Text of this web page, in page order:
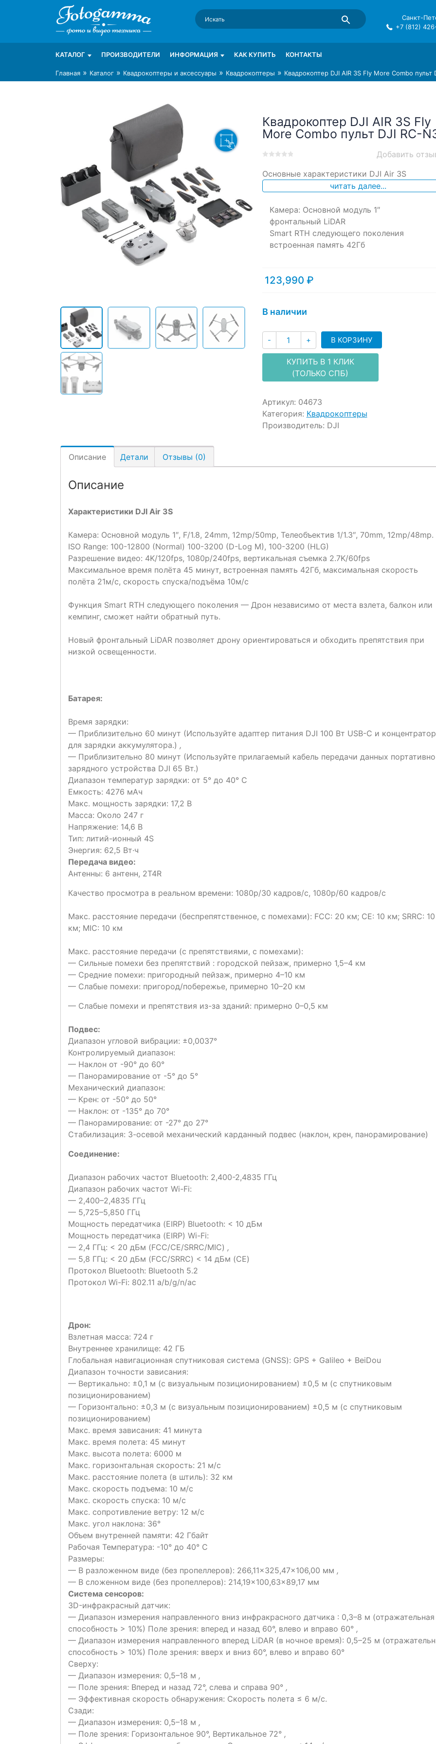
Интернет-магазин фототехники Foto-Gamma в СПб
Магазин фотоаксессуаров foto-gamma.ru
Санкт-
+7 (812)
КАТАЛОГ ПРОИЗВОДИТЕЛИ ИНФОРМАЦИЯ КАК КУПИТЬ КОНТАКТЫ
Главная » Каталог » Квадрокоптеры и аксессуары » Квадрокоптеры » Квадрокоптер DJI AIR 3S Fly More Combo пульт
Квадрокоптер DJI AIR 3S Fly
More Combo пульт DJI RC-
out
of
based
customer
ratings
Добавить
Основные характеристики DJI Air 3S
читать далее...
Камера: Основной модуль 1″
фронтальный LiDAR
Smart RTH следующего поколения
встроенная память 42Гб
123,990 ₽
В наличии
- Количество
+ В КОРЗИНУ
КУПИТЬ В 1 КЛИК
(ТОЛЬКО СПБ)
Артикул: 04673
Категория: Квадрокоптеры
Производитель: DJI
Описание Детали Отзывы (0)
Описание
Характеристики DJI Air 3S
Камера: Основной модуль 1″, F/1.8, 24mm, 12mp/50mp, Телеобъектив 1/1.3″, 70mm, 12mp/48mp.
ISO Range: 100-12800 (Normal) 100-3200 (D-Log M), 100-3200 (HLG)
Разрешение видео: 4K/120fps, 1080p/240fps, вертикальная съемка 2.7K/60fps
Максимальное время полёта 45 минут, встроенная память 42Гб, максимальная скорость
полёта 21м/c, скорость спуска/подъёма 10м/c
Функция Smart RTH следующего поколения — Дрон независимо от места взлета, балкон или
кемпинг, сможет найти обратный путь.
Новый фронтальный LiDAR позволяет дрону ориентироваться и обходить препятствия при
низкой освещенности.
Батарея:
Время зарядки:
— Приблизительно 60 минут (Используйте адаптер питания DJI 100 Вт USB-C и концентратор
для зарядки аккумулятора.) ,
— Приблизительно 80 минут (Используйте прилагаемый кабель передачи данных
зарядного устройства DJI 65 Вт.)
Диапазон температур зарядки: от 5° до 40° C
Емкость: 4276 мАч
Макс. мощность зарядки: 17,2 В
Масса: Около 247 г
Напряжение: 14,6 В
Тип: литий-ионный 4S
Энергия: 62,5 Вт·ч
Передача видео:
Антенны: 6 антенн, 2T4R
Качество просмотра в реальном времени: 1080p/30 кадров/с, 1080p/60 кадров/с
Макс. расстояние передачи (беспрепятственное, с помехами): FCC: 20 км; CE: 10 км; SRRC: 10
км; MIC: 10 км
Макс. расстояние передачи (с препятствиями, с помехами):
— Сильные помехи без препятствий : городской пейзаж, примерно 1,5–4 км
— Средние помехи: пригородный пейзаж, примерно 4–10 км
— Слабые помехи: пригород/побережье, примерно 10–20 км
— Слабые помехи и препятствия из-за зданий: примерно 0–0,5 км
Подвес:
Диапазон угловой вибрации: ±0,0037°
Контролируемый диапазон:
— Наклон от -90° до 60°
— Панорамирование от -5° до 5°
Механический диапазон:
— Крен: от -50° до 50°
— Наклон: от -135° до 70°
— Панорамирование: от -27° до 27°
Стабилизация: 3-осевой механический карданный подвес (наклон, крен, панорамирование)
Соединение:
Диапазон рабочих частот Bluetooth: 2,400-2,4835 ГГц
Диапазон рабочих частот Wi-Fi:
— 2,400–2,4835 ГГц
— 5,725–5,850 ГГц
Мощность передатчика (EIRP) Bluetooth: < 10 дБм
Мощность передатчика (EIRP) Wi-Fi:
— 2,4 ГГц: < 20 дБм (FCC/CE/SRRC/MIC) ,
— 5,8 ГГц: < 20 дБм (FCC/SRRC) < 14 дБм (CE)
Протокол Bluetooth: Bluetooth 5.2
Протокол Wi-Fi: 802.11 a/b/g/n/ac
Дрон:
Взлетная масса: 724 г
Внутреннее хранилище: 42 ГБ
Глобальная навигационная спутниковая система (GNSS): GPS + Galileo + BeiDou
Диапазон точности зависания:
— Вертикально: ±0,1 м (с визуальным позиционированием) ±0,5 м (с спутниковым
позиционированием)
— Горизонтально: ±0,3 м (с визуальным позиционированием) ±0,5 м (с спутниковым
позиционированием)
Макс. время зависания: 41 минута
Макс. время полета: 45 минут
Макс. высота полета: 6000 м
Макс. горизонтальная скорость: 21 м/с
Макс. расстояние полета (в штиль): 32 км
Макс. скорость подъема: 10 м/с
Макс. скорость спуска: 10 м/с
Макс. сопротивление ветру: 12 м/с
Макс. угол наклона: 36°
Объем внутренней памяти: 42 Гбайт
Рабочая Температура: -10° до 40° C
Размеры:
— В разложенном виде (без пропеллеров): 266,11×325,47×106,00 мм ,
— В сложенном виде (без пропеллеров): 214,19×100,63×89,17 мм
Система сенсоров:
3D-инфракрасный датчик:
— Диапазон измерения направленного вниз инфракрасного датчика : 0,3–8 м (отражательная
способность > 10%) Поле зрения: вперед и назад 60°, влево и вправо 60° ,
— Диапазон измерения направленного вперед LiDAR (в ночное время): 0,5–25 м
способность > 10%) Поле зрения: вверх и вниз 60°, влево и вправо 60°
Сверху:
— Диапазон измерения: 0,5–18 м ,
— Поле зрения: Вперед и назад 72°, слева и справа 90° ,
— Эффективная скорость обнаружения: Скорость полета ≤ 6 м/с.
Сзади:
— Диапазон измерения: 0,5–18 м ,
— Поле зрения: Горизонтальное 90°, Вертикальное 72° ,